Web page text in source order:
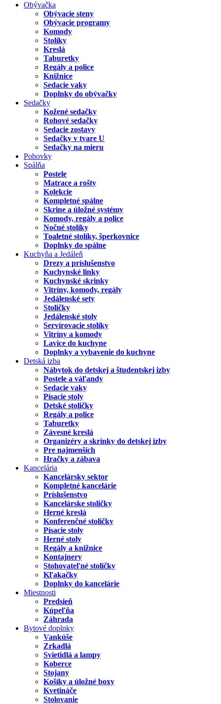
Obývačka
Obývacie steny
Obývacie programy
Komody
Stolíky
Kreslá
Taburetky
Regály a police
Knižnice
Sedacie vaky
Doplnky do obývačky
Sedačky
Kožené sedačky
Rohové sedačky
Sedacie zostavy
Sedačky v tvare U
Sedačky na mieru
Pohovky
Spálňa
Postele
Matrace a rošty
Kolekcie
Kompletné spálne
Skrine a úložné systémy
Komody, regály a police
Nočné stolíky
Toaletné stolíky, šperkovnice
Doplnky do spálne
Kuchyňa a Jedáleň
Drezy a príslušenstvo
Kuchynské linky
Kuchynské skrinky
Vitríny, komody, regály
Jedálenské sety
Stoličky
Jedálenské stoly
Servírovacie stolíky
Vitríny a komody
Lavice do kuchyne
Doplnky a vybavenie do kuchyne
Detská izba
Nábytok do detskej a študentskej izby
Postele a váľandy
Sedacie vaky
Písacie stoly
Detské stoličky
Regály a police
Taburetky
Závesné kreslá
Organizéry a skrinky do detskej izby
Pre najmenších
Hračky a zábava
Kancelária
Kancelársky sektor
Kompletné kancelárie
Príslušenstvo
Kancelárske stoličky
Herné kreslá
Konferenčné stoličky
Písacie stoly
Herné stoly
Regály a knižnice
Kontajnery
Stohovateľné stoličky
Kľakačky
Doplnky do kancelárie
Miestnosti
Predsieň
Kúpeľňa
Záhrada
Bytové doplnky
Vankúše
Zrkadlá
Svietidlá a lampy
Koberce
Stojany
Košíky a úložné boxy
Kvetináče
Stolovanie